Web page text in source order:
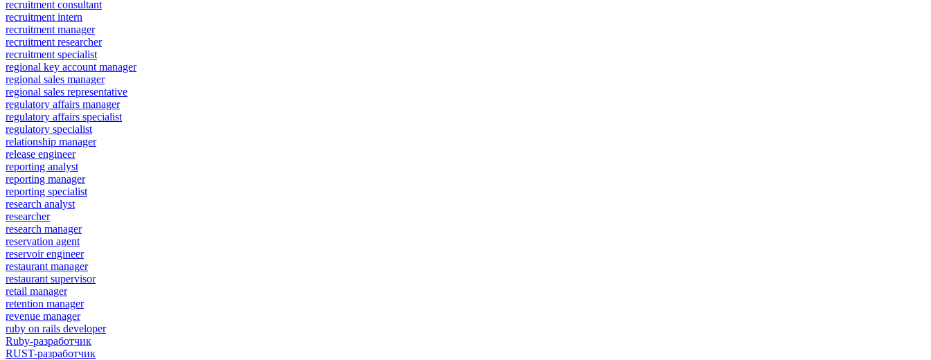
recruitment consultant
recruitment intern
recruitment manager
recruitment researcher
recruitment specialist
regional key account manager
regional sales manager
regional sales representative
regulatory affairs manager
regulatory affairs specialist
regulatory specialist
relationship manager
release engineer
reporting analyst
reporting manager
reporting specialist
research analyst
researcher
research manager
reservation agent
reservoir engineer
restaurant manager
restaurant supervisor
retail manager
retention manager
revenue manager
ruby on rails developer
Ruby-разработчик
RUST-разработчик